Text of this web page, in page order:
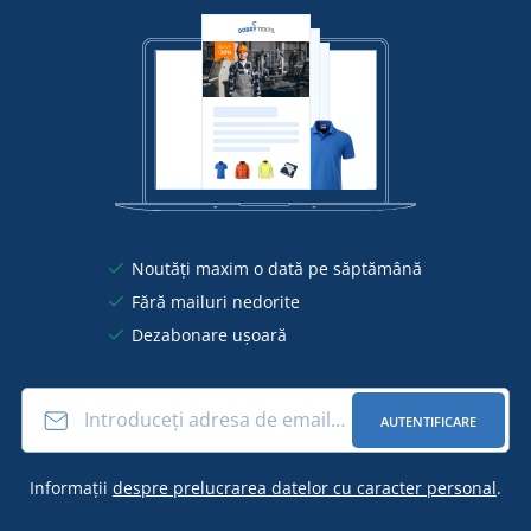
Noutăți maxim o dată pe săptămână
Fără mailuri nedorite
Dezabonare ușoară
AUTENTIFICARE
Informații despre prelucrarea datelor cu caracter personal.